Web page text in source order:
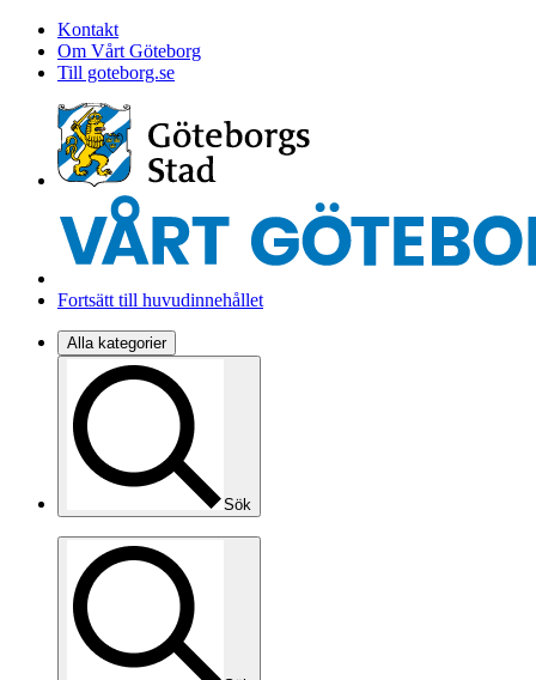
Kontakt
Om Vårt Göteborg
Till goteborg.se
Fortsätt till huvudinnehållet
Alla kategorier
Sök